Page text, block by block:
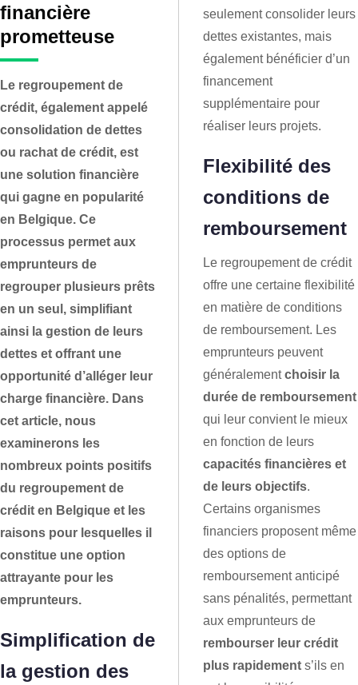
financière
prometteuse
Le regroupement de
crédit, également appelé
consolidation de dettes
ou rachat de crédit, est
une solution financière
qui gagne en popularité
en Belgique. Ce
processus permet aux
emprunteurs de
regrouper plusieurs prêts
en un seul, simplifiant
ainsi la gestion de leurs
dettes et offrant une
opportunité d’alléger leur
charge financière. Dans
cet article, nous
examinerons les
nombreux points positifs
du regroupement de
crédit en Belgique et les
raisons pour lesquelles il
constitue une option
attrayante pour les
emprunteurs.
Simplification de
la gestion des
seulement consolider leurs
dettes existantes, mais
également bénéficier d’un
financement
supplémentaire pour
réaliser leurs projets.
Flexibilité des
conditions de
remboursement
Le regroupement de crédit
offre une certaine flexibilité
en matière de conditions
de remboursement. Les
emprunteurs peuvent
généralementchoisir la
durée de remboursement
qui leur convient le mieux
en fonction de leurs
capacités financières et
de leurs objectifs.
Certains organismes
financiers proposent même
des options de
remboursement anticipé
sans pénalités, permettant
aux emprunteurs de
rembourser leur crédit
plus rapidement s’ils en